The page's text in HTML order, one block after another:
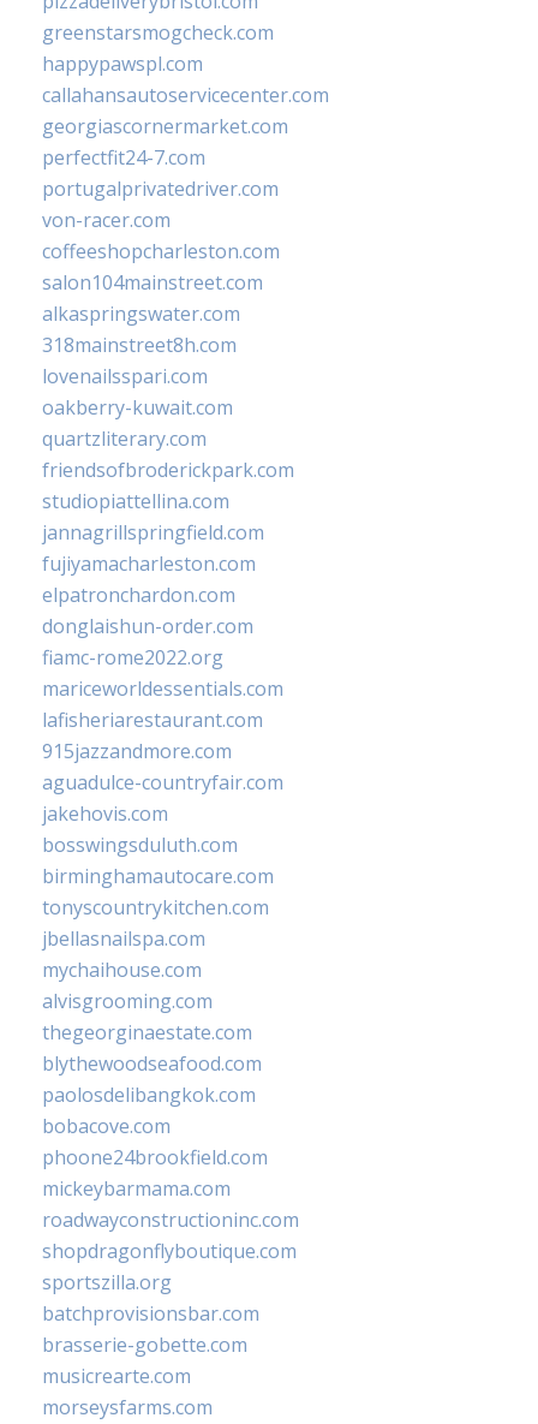
greenstarsmogcheck.com
happypawspl.com
callahansautoservicecenter.com
georgiascornermarket.com
perfectfit24-7.com
portugalprivatedriver.com
von-racer.com
coffeeshopcharleston.com
salon104mainstreet.com
alkaspringswater.com
318mainstreet8h.com
lovenailsspari.com
oakberry-kuwait.com
quartzliterary.com
friendsofbroderickpark.com
studiopiattellina.com
jannagrillspringfield.com
fujiyamacharleston.com
elpatronchardon.com
donglaishun-order.com
fiamc-rome2022.org
mariceworldessentials.com
lafisheriarestaurant.com
915jazzandmore.com
aguadulce-countryfair.com
jakehovis.com
bosswingsduluth.com
birminghamautocare.com
tonyscountrykitchen.com
jbellasnailspa.com
mychaihouse.com
alvisgrooming.com
thegeorginaestate.com
blythewoodseafood.com
paolosdelibangkok.com
bobacove.com
phoone24brookfield.com
mickeybarmama.com
roadwayconstructioninc.com
shopdragonflyboutique.com
sportszilla.org
batchprovisionsbar.com
brasserie-gobette.com
musicrearte.com
morseysfarms.com